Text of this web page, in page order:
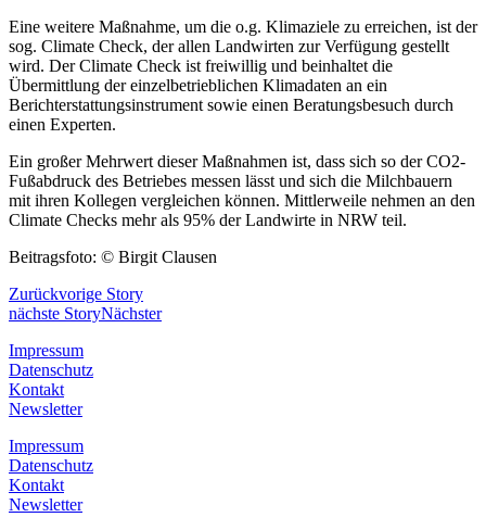
Eine weitere Maßnahme, um die o.g. Klimaziele zu erreichen, ist der
sog. Climate Check, der allen Landwirten zur Verfügung gestellt
wird. Der Climate Check ist freiwillig und beinhaltet die
Übermittlung der einzelbetrieblichen Klimadaten an ein
Berichterstattungsinstrument sowie einen Beratungsbesuch durch
einen Experten.
Ein großer Mehrwert dieser Maßnahmen ist, dass sich so der CO2-
Fußabdruck des Betriebes messen lässt und sich die Milchbauern
mit ihren Kollegen vergleichen können. Mittlerweile nehmen an den
Climate Checks mehr als 95% der Landwirte in NRW teil.
Beitragsfoto: © Birgit Clausen
Zurückvorige Story
nächste StoryNächster
Impressum
Datenschutz
Kontakt
Newsletter
Impressum
Datenschutz
Kontakt
Newsletter